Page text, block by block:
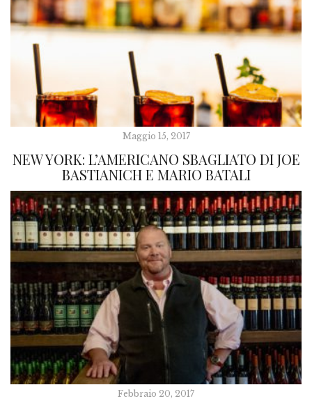
Maggio 15, 2017
NEW YORK: L’AMERICANO SBAGLIATO DI JOE
BASTIANICH E MARIO BATALI
Febbraio 20, 2017